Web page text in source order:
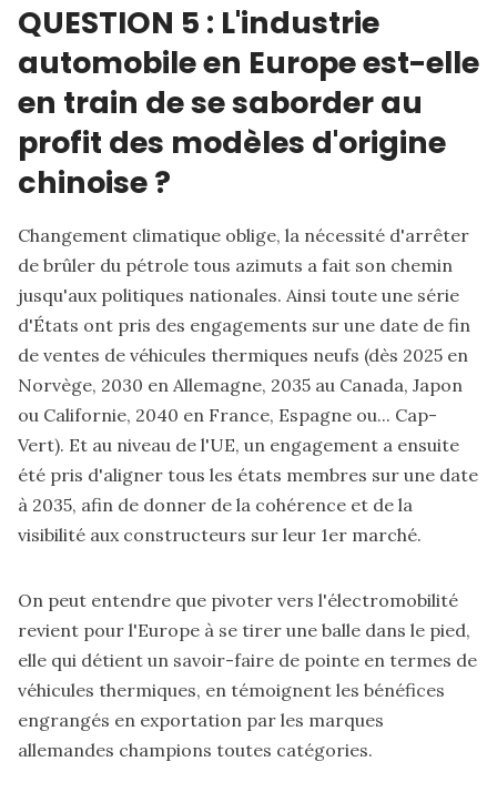
QUESTION 5 : L'industrie
automobile en Europe est-elle
en train de se saborder au
profit des modèles d'origine
chinoise ?
Changement climatique oblige, la nécessité d'arrêter
de brûler du pétrole tous azimuts a fait son chemin
jusqu'aux politiques nationales. Ainsi toute une série
d'États ont pris des engagements sur une date de fin
de ventes de véhicules thermiques neufs (dès 2025 en
Norvège, 2030 en Allemagne, 2035 au Canada, Japon
ou Californie, 2040 en France, Espagne ou... Cap-
Vert). Et au niveau de l'UE, un engagement a ensuite
été pris d'aligner tous les états membres sur une date
à 2035, afin de donner de la cohérence et de la
visibilité aux constructeurs sur leur 1er marché.
On peut entendre que pivoter vers l'électromobilité
revient pour l'Europe à se tirer une balle dans le pied,
elle qui détient un savoir-faire de pointe en termes de
véhicules thermiques, en témoignent les bénéfices
engrangés en exportation par les marques
allemandes champions toutes catégories.